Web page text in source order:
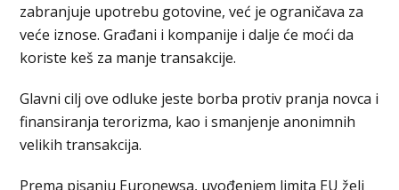
zabranjuje upotrebu gotovine, već je ograničava za
veće iznose. Građani i kompanije i dalje će moći da
koriste keš za manje transakcije.
Glavni cilj ove odluke jeste borba protiv pranja novca i
finansiranja terorizma, kao i smanjenje anonimnih
velikih transakcija.
Prema pisanju Euronewsa, uvođenjem limita EU želi